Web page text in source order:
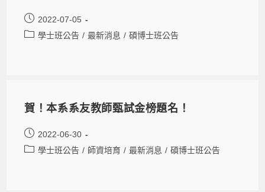
2022-07-05
學士班公告 / 最新消息 / 碩博士班公告
賀！本系系友教師甄試金榜題名！
2022-06-30
學士班公告 / 師資培育 / 最新消息 / 碩博士班公告